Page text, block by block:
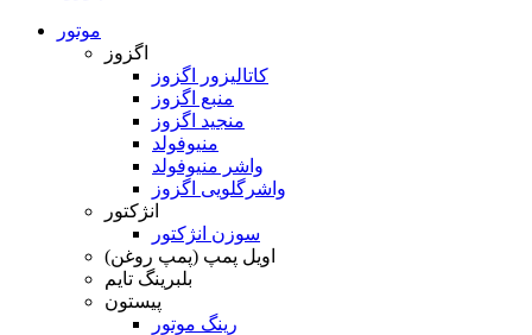
موتور
اگزوز
کاتالیزور اگزوز
منبع اگزوز
منجید اگزوز
منیوفولد
واشر منیوفولد
واشرگلویی اگزوز
انژکتور
سوزن انژکتور
اویل پمپ (پمپ روغن)
بلبرینگ تایم
پیستون
رینگ موتور